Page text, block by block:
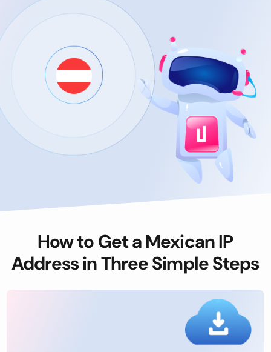
How to Get a Mexican IP
Address in Three Simple Steps